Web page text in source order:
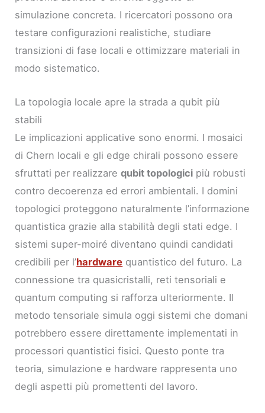
simulazione concreta. I ricercatori possono ora
testare configurazioni realistiche, studiare
transizioni di fase locali e ottimizzare materiali in
modo sistematico.
La topologia locale apre la strada a qubit più
stabili
Le implicazioni applicative sono enormi. I mosaici
di Chern locali e gli edge chirali possono essere
sfruttati per realizzarequbit topologici più robusti
contro decoerenza ed errori ambientali. I domini
topologici proteggono naturalmente l’informazione
quantistica grazie alla stabilità degli stati edge. I
sistemi super-moiré diventano quindi candidati
credibili per l’hardware quantistico del futuro. La
connessione tra quasicristalli, reti tensoriali e
quantum computing si rafforza ulteriormente. Il
metodo tensoriale simula oggi sistemi che domani
potrebbero essere direttamente implementati in
processori quantistici fisici. Questo ponte tra
teoria, simulazione e hardware rappresenta uno
degli aspetti più promettenti del lavoro.